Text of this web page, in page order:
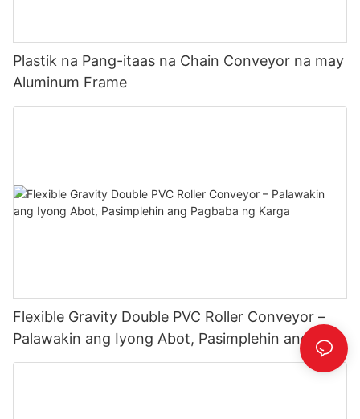
Plastik na Pang-itaas na Chain Conveyor na may
Aluminum Frame
Flexible Gravity Double PVC Roller Conveyor –
Palawakin ang Iyong Abot, Pasimplehin ang
Pagbaba ng Karga